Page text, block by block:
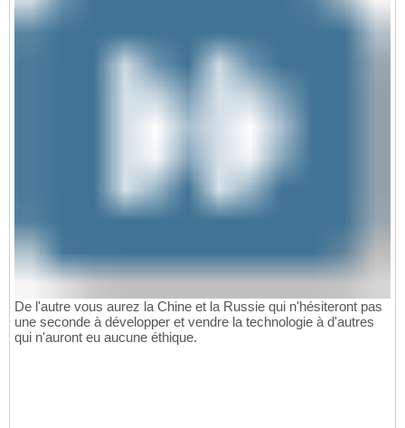
De l'autre vous aurez la Chine et la Russie qui n'hésiteront pas
une seconde à développer et vendre la technologie à d'autres
qui n'auront eu aucune éthique.